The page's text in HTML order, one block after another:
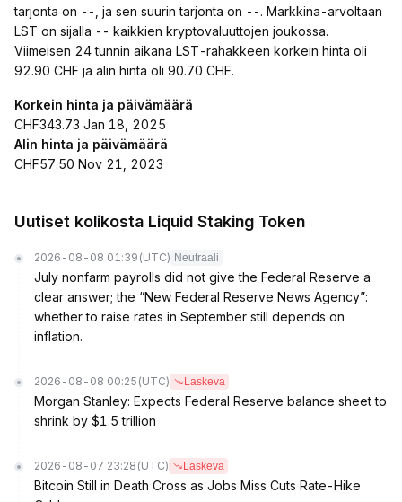
tarjonta on --, ja sen suurin tarjonta on --. Markkina-arvoltaan
LST on sijalla -- kaikkien kryptovaluuttojen joukossa.
Viimeisen 24 tunnin aikana LST-rahakkeen korkein hinta oli
92.90 CHF ja alin hinta oli 90.70 CHF.
Korkein hinta ja päivämäärä
CHF343.73 Jan 18, 2025
Alin hinta ja päivämäärä
CHF57.50 Nov 21, 2023
Uutiset kolikosta Liquid Staking Token
2026-08-08 01:39 (UTC) Neutraali
July nonfarm payrolls did not give the Federal Reserve a
clear answer; the “New Federal Reserve News Agency”:
whether to raise rates in September still depends on
inflation.
2026-08-08 00:25 (UTC) Laskeva
Morgan Stanley: Expects Federal Reserve balance sheet to
shrink by $1.5 trillion
2026-08-07 23:28 (UTC) Laskeva
Bitcoin Still in Death Cross as Jobs Miss Cuts Rate-Hike